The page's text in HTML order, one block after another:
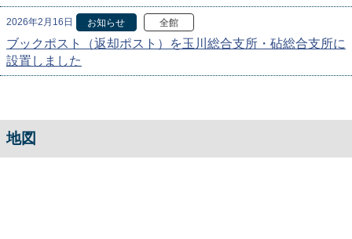
2026年2月16日 お知らせ 全館
ブックポスト（返却ポスト）を玉川総合支所・砧総合支所に
設置しました
地図